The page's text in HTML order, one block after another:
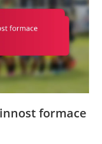
formace